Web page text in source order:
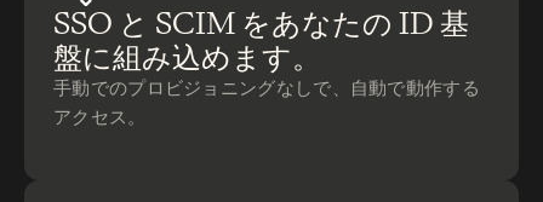
SSO と SCIM をあなたの ID 基
盤に組み込めます。
手動でのプロビジョニングなしで、自動で動作する
アクセス。
デモを予約する
無料トライアルを始める